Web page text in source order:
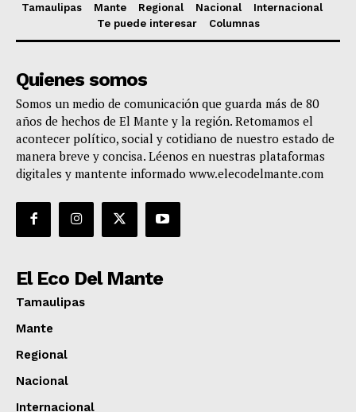
Tamaulipas Mante Regional Nacional
Internacional
Te puede interesar
Columnas
Quienes somos
Somos un medio de comunicación que guarda más de 80
años de hechos de El Mante y la región. Retomamos el
acontecer político, social y cotidiano de nuestro estado de
manera breve y concisa. Léenos en nuestras plataformas
digitales y mantente informado www.elecodelmante.com
El Eco Del Mante
Tamaulipas
Mante
Regional
Nacional
Internacional